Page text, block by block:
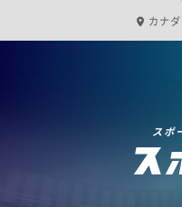
カナ
スポ